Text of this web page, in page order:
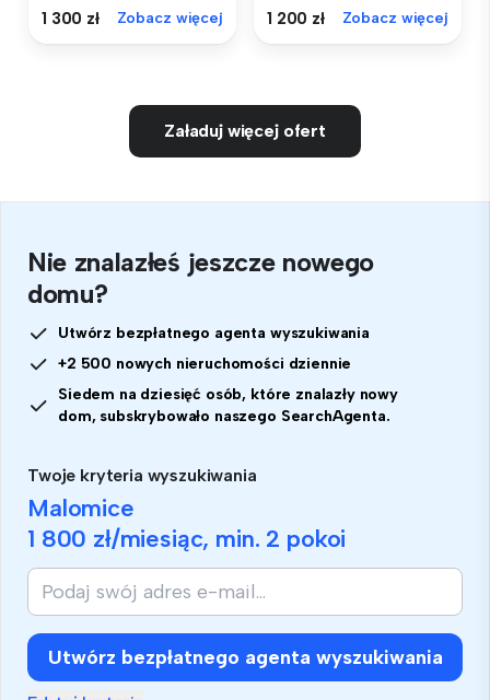
1 300 zł Zobacz więcej 1 200 zł Zobacz więcej
Załaduj więcej ofert
Nie znalazłeś jeszcze nowego
domu?
Utwórz bezpłatnego agenta wyszukiwania
+2 500 nowych nieruchomości dziennie
Siedem na dziesięć osób, które znalazły nowy
dom, subskrybowało naszego SearchAgenta.
Twoje kryteria wyszukiwania
Malomice
1 800 zł/miesiąc, min. 2 pokoi
Utwórz bezpłatnego agenta wyszukiwania